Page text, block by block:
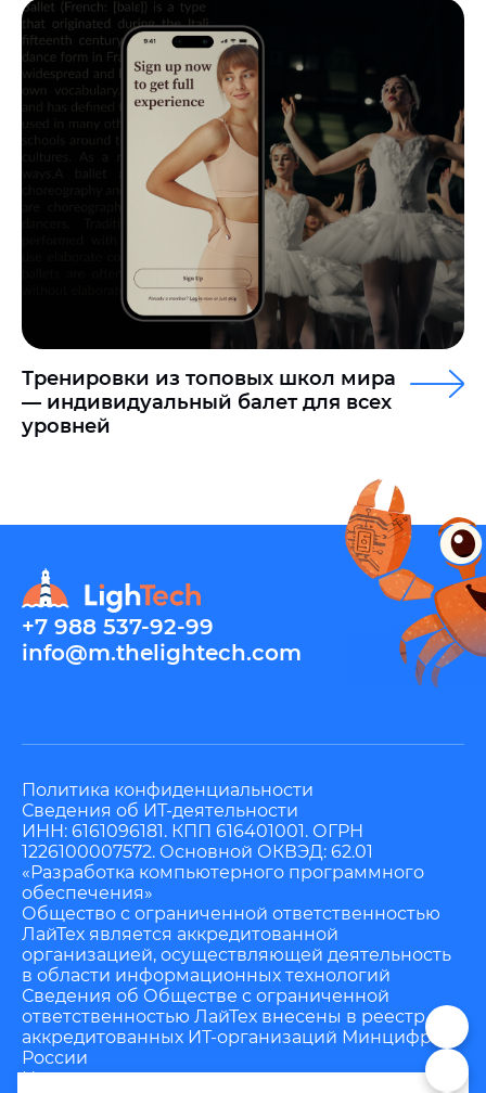
Тренировки из топовых школ мира
— индивидуальный балет для всех
уровней
+7 988 537-92-99
info@m.thelightech.com
Политика конфиденциальности
Сведения об ИТ-деятельности
ИНН: 6161096181. КПП 616401001. ОГРН
1226100007572. Основной ОКВЭД: 62.01
«Разработка компьютерного программного
обеспечения»
Общество с ограниченной ответственностью
ЛайТех является аккредитованной
организацией, осуществляющей деятельность
в области информационных технологий
Сведения об Обществе с ограниченной
ответственностью ЛайТех внесены в реестр
аккредитованных ИТ-организаций Минцифры
России
Номер в реестре аккредитованных